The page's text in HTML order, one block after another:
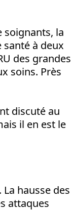
soignants, la
santé à deux
des grandes
soins. Près
discuté au
il en est le
hausse des
attaques